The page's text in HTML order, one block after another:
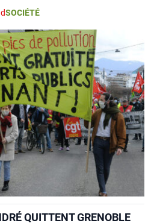
SOCIÉTÉ
QUITTENT GRENOBLE